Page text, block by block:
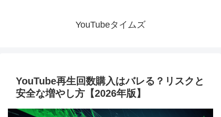
YouTubeタイムズ
YouTube再生回数購入はバレる？リスクと
安全な増やし方【2026年版】